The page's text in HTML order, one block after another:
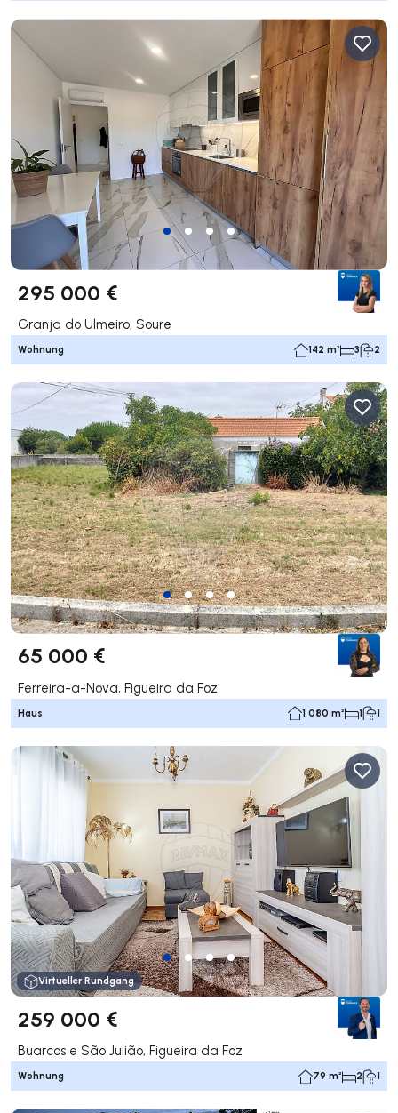
295 000 €
Granja do Ulmeiro, Soure
Wohnung 142 m² 3 2
65 000 €
Ferreira-a-Nova, Figueira da Foz
Haus 1 080 m² 1 1
Virtueller Rundgang
259 000 €
Buarcos e São Julião, Figueira da Foz
Wohnung 79 m² 2 1